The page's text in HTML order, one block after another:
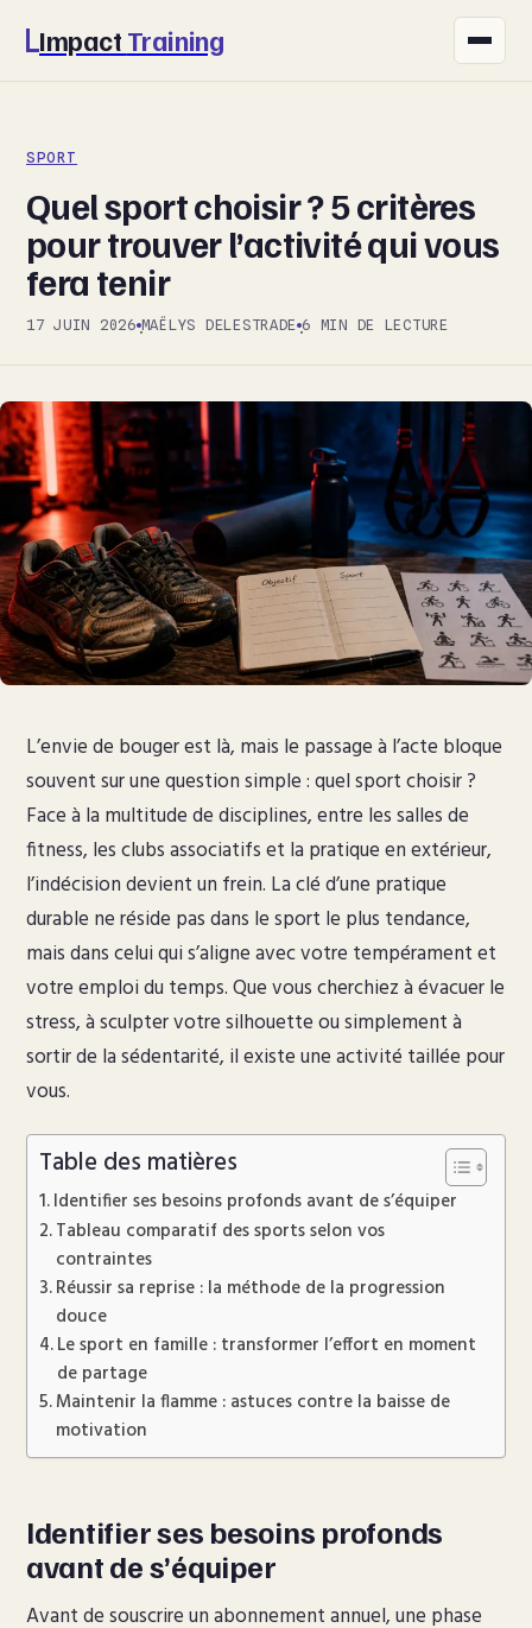
Impact Training
NUTRITION
SANTÉ
SPORT
SPORT
Quel sport choisir ? 5 critères
pour trouver l’activité qui vous
fera tenir
17 JUIN 2026·MAËLYS DELESTRADE·6 MIN DE LECTURE
L’envie de bouger est là, mais le passage à l’acte bloque
souvent sur une question simple : quel sport choisir ?
Face à la multitude de disciplines, entre les salles de
fitness, les clubs associatifs et la pratique en extérieur,
l’indécision devient un frein. La clé d’une pratique
durable ne réside pas dans le sport le plus tendance,
mais dans celui qui s’aligne avec votre tempérament et
votre emploi du temps. Que vous cherchiez à évacuer le
stress, à sculpter votre silhouette ou simplement à
sortir de la sédentarité, il existe une activité taillée pour
vous.
Table des matières
Identifier ses besoins profonds avant de s’équiper
Tableau comparatif des sports selon vos
contraintes
Réussir sa reprise : la méthode de la progression
douce
Le sport en famille : transformer l’effort en moment
de partage
Maintenir la flamme : astuces contre la baisse de
motivation
Identifier ses besoins profonds
avant de s’équiper
Avant de souscrire un abonnement annuel, une phase